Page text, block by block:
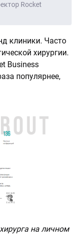
Rocket
клиники. Часто
хирургии.
Business
популярнее,
на личном